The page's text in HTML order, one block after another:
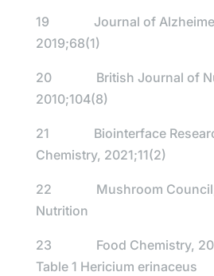
19 Journal of
2019;68(1)
20 British Journal of
2010;104(8)
21 Biointerface
Chemistry, 2021;11(2)
22 Mushroom Council,
Nutrition
23 Food Chemistry,
Table 1 Hericium erinaceus